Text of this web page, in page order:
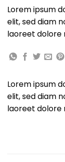
Lorem ipsum
elit, sed diam
laoreet dolore
Lorem ipsum
elit, sed diam
laoreet dolore